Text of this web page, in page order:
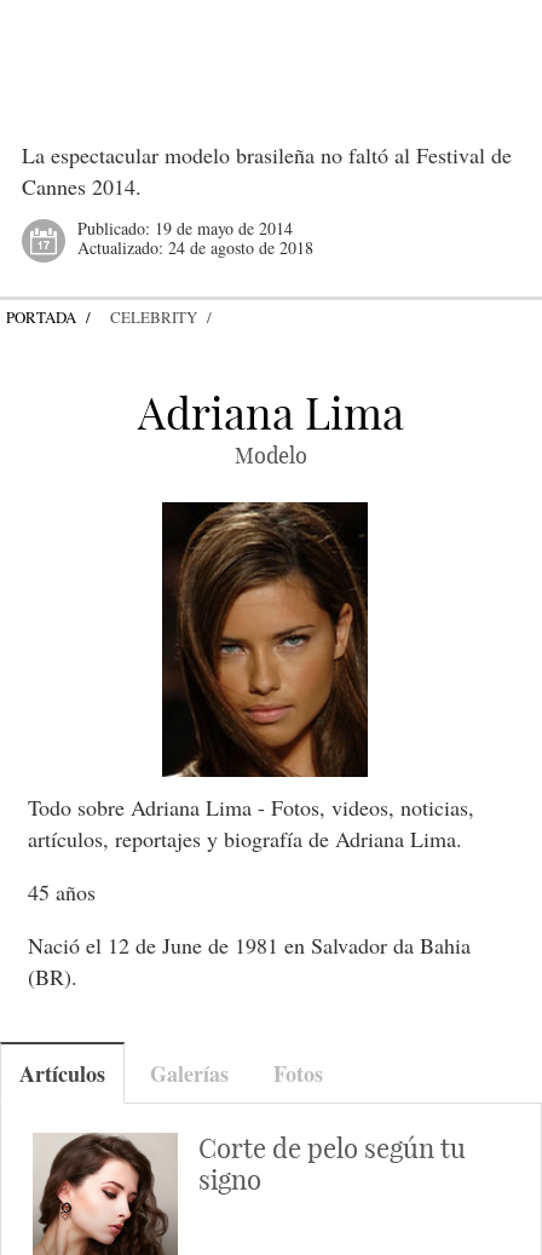
La espectacular modelo brasileña no faltó al Festival de
Cannes 2014.
Publicado: 19 de mayo de 2014
Actualizado: 24 de agosto de 2018
PORTADA CELEBRITY
Adriana Lima
Modelo
Todo sobre Adriana Lima - Fotos, videos, noticias,
artículos, reportajes y biografía de Adriana Lima.
45 años
Nació el 12 de June de 1981 en Salvador da Bahia
(BR).
Artículos Galerías Fotos
Corte de pelo según tu
signo